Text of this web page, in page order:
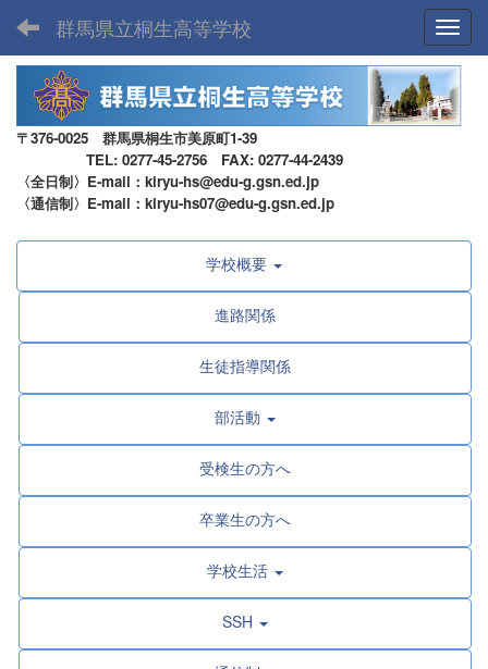
群馬県立桐生高等学校
〒376-0025 群馬県桐生市美原町1-39
TEL: 0277-45-2756 FAX: 0277-44-2439
〈全日制〉E-mail：kiryu-hs@edu-g.gsn.ed.jp
〈通信制〉E-mail：kiryu-hs07@edu-g.gsn.ed.jp
学校概要
進路関係
生徒指導関係
部活動
受検生の方へ
卒業生の方へ
学校生活
SSH